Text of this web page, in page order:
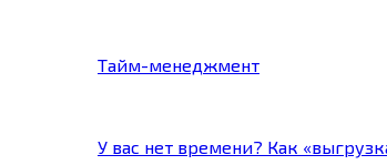
Тайм-менеджмент
У вас нет времени? Как